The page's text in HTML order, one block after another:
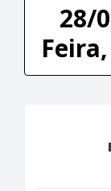
28/